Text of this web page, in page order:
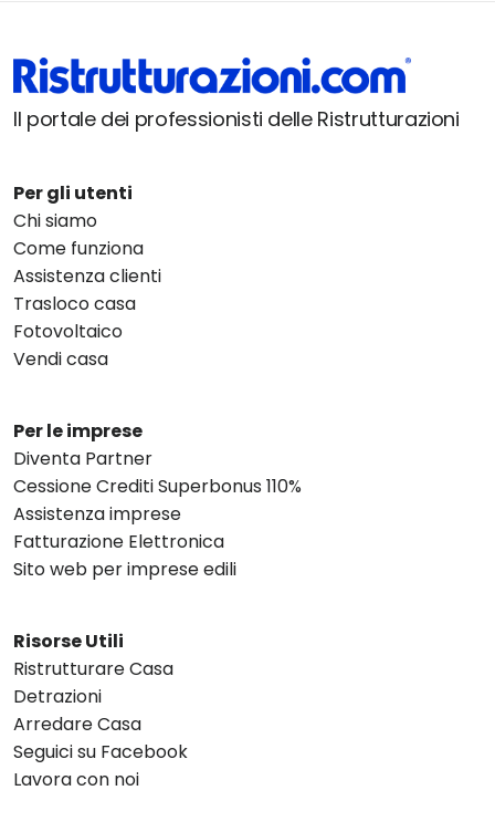
Il portale dei professionisti delle Ristrutturazioni
Per gli utenti
Chi siamo
Come funziona
Assistenza clienti
Trasloco casa
Fotovoltaico
Vendi casa
Per le imprese
Diventa Partner
Cessione Crediti Superbonus 110%
Assistenza imprese
Fatturazione Elettronica
Sito web per imprese edili
Risorse Utili
Ristrutturare Casa
Detrazioni
Arredare Casa
Seguici su Facebook
Lavora con noi